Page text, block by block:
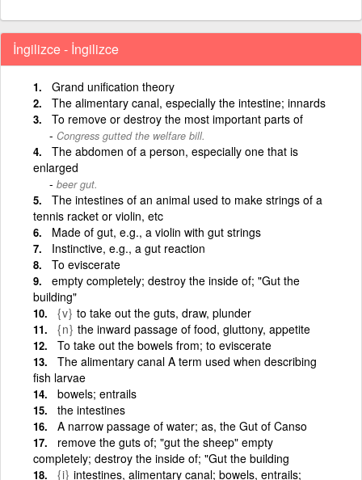
İngilizce - İngilizce
Grand unification theory
The alimentary canal, especially the intestine; innards
To remove or destroy the most important parts of
Congress gutted the welfare bill.
The abdomen of a person, especially one that is
enlarged
beer gut.
The intestines of an animal used to make strings of a
tennis racket or violin, etc
Made of gut, e.g., a violin with gut strings
Instinctive, e.g., a gut reaction
To eviscerate
empty completely; destroy the inside of; "Gut the
building"
{v} to take out the guts, draw, plunder
{n} the inward passage of food, gluttony, appetite
To take out the bowels from; to eviscerate
The alimentary canal A term used when describing
fish larvae
bowels; entrails
the intestines
A narrow passage of water; as, the Gut of Canso
remove the guts of; "gut the sheep" empty
completely; destroy the inside of; "Gut the building
{i} intestines, alimentary canal; bowels, entrails;